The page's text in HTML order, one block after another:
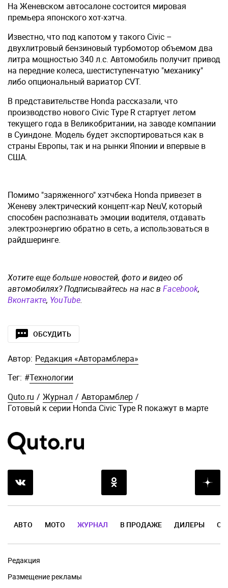
На Женевском автосалоне состоится мировая
премьера японского хот-хэтча.
Известно, что под капотом у такого Civic –
двухлитровый бензиновый турбомотор объемом два
литра мощностью 340 л.с. Автомобиль получит привод
на передние колеса, шестиступенчатую "механику"
либо опциональный вариатор CVT.
В представительстве Honda рассказали, что
производство нового Civic Type R стартует летом
текущего года в Великобритании, на заводе компании
в Суиндоне. Модель будет экспортироваться как в
страны Европы, так и на рынки Японии и впервые в
США.
Помимо "заряженного" хэтчбека Honda привезет в
Женеву электрический концепт-кар NeuV, который
способен распознавать эмоции водителя, отдавать
электроэнергию обратно в сеть, а использоваться в
райдшеринге.
Хотите еще больше новостей, фото и видео об
автомобилях? Подписывайтесь на нас в Facebook,
Вконтакте, YouTube.
ОБСУДИТЬ
Автор: Редакция «Авторамблера»
Тег: #Технологии
Quto.ru / Журнал / Авторамблер /
Готовый к серии Honda Civic Type R покажут в марте
АВТО МОТО ЖУРНАЛ В ПРОДАЖЕ ДИЛЕРЫ
Редакция
Размещение рекламы